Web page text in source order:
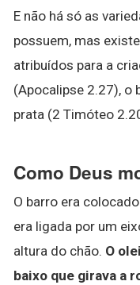
E não há só as
possuem, mas
atribuídos para a
(Apocalipse 2.27), o
prata (2 Timóteo
Como Deus
O barro era
era ligada por um
altura do chão. O
baixo que girava a